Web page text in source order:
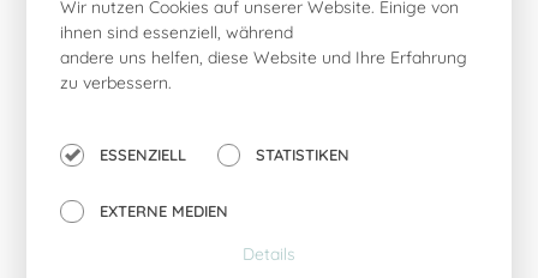
Korb DOTS LARGE
Wir nutzen Cookies auf unserer Website. Einige von
ihnen sind essenziell, während
andere uns helfen, diese Website und Ihre Erfahrung
zu verbessern.
ESSENZIELL STATISTIKEN
EXTERNE MEDIEN
Details